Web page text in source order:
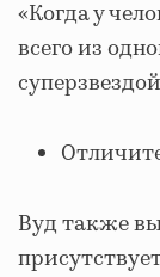
«Когда у
всего из
Вуд также